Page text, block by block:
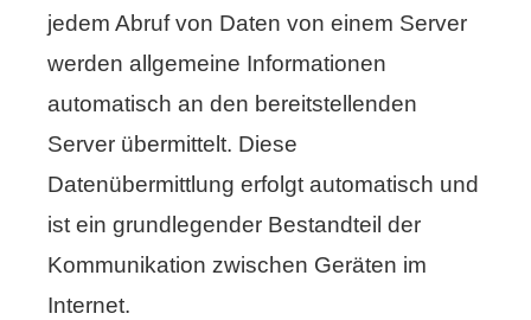
jedem Abruf von Daten von einem Server
werden allgemeine Informationen
automatisch an den bereitstellenden
Server übermittelt. Diese
Datenübermittlung erfolgt automatisch und
ist ein grundlegender Bestandteil der
Kommunikation zwischen Geräten im
Internet.